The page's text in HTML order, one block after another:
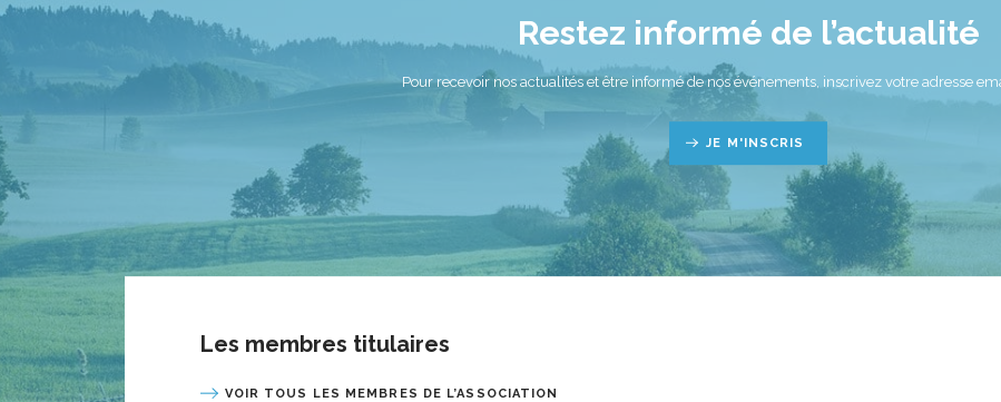
Restez informé de l’actualité
Pour recevoir nos actualités et être informé de nos événements, inscrivez votre adresse
JE M'INSCRIS
Les membres titulaires
VOIR TOUS LES MEMBRES DE L’ASSOCIATION